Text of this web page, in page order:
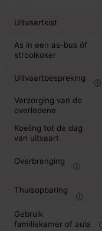
Uitvaartkist
As in een as-bus óf
strooikoker
Uitvaartbespreking
Verzorging van de
overledene
Koeling tot de dag
van uitvaart
Overbrenging
Thuisopbaring
Gebruik
familiekamer of aula